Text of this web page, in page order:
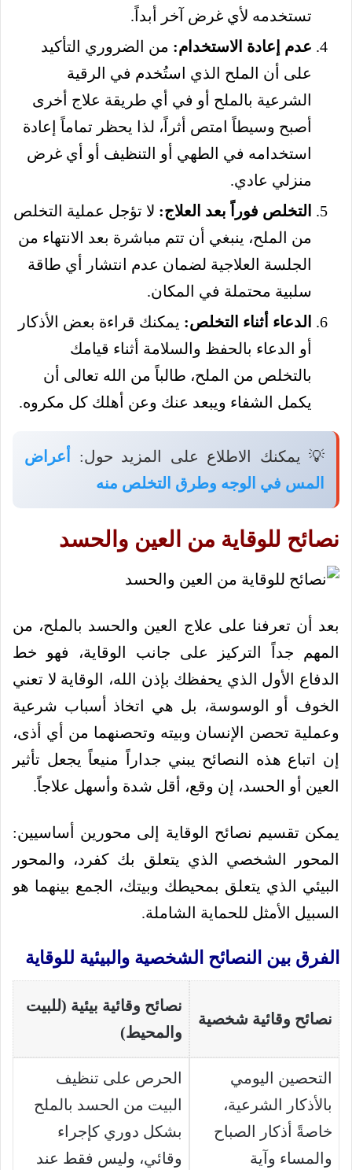
تستخدمه لأي غرض آخر أبداً.
عدم إعادة الاستخدام: من الضروري التأكيد
على أن الملح الذي استُخدم في الرقية
الشرعية بالملح أو في أي طريقة علاج أخرى
أصبح وسيطاً امتص أثراً، لذا يحظر تماماً إعادة
استخدامه في الطهي أو التنظيف أو أي غرض
منزلي عادي.
التخلص فوراً بعد العلاج: لا تؤجل عملية التخلص
من الملح، ينبغي أن تتم مباشرة بعد الانتهاء من
الجلسة العلاجية لضمان عدم انتشار أي طاقة
سلبية محتملة في المكان.
الدعاء أثناء التخلص: يمكنك قراءة بعض الأذكار
أو الدعاء بالحفظ والسلامة أثناء قيامك
بالتخلص من الملح، طالباً من الله تعالى أن
يكمل الشفاء ويبعد عنك وعن أهلك كل مكروه.
💡 يمكنك الاطلاع على المزيد حول:
أعراض
المس في الوجه وطرق التخلص منه
نصائح للوقاية من العين والحسد
بعد أن تعرفنا على علاج العين والحسد بالملح، من
المهم جداً التركيز على جانب الوقاية، فهو خط
الدفاع الأول الذي يحفظك بإذن الله، الوقاية لا تعني
الخوف أو الوسوسة، بل هي اتخاذ أسباب شرعية
وعملية تحصن الإنسان وبيته وتحصنهما من أي أذى،
إن اتباع هذه النصائح يبني جداراً منيعاً يجعل تأثير
العين أو الحسد، إن وقع، أقل شدة وأسهل علاجاً.
يمكن تقسيم نصائح الوقاية إلى محورين أساسيين:
المحور الشخصي الذي يتعلق بك كفرد، والمحور
البيئي الذي يتعلق بمحيطك وبيتك، الجمع بينهما هو
السبيل الأمثل للحماية الشاملة.
الفرق بين النصائح الشخصية والبيئية للوقاية
نصائح وقائية شخصية
نصائح وقائية بيئية (للبيت
والمحيط)
التحصين اليومي
بالأذكار الشرعية،
خاصةً أذكار الصباح
والمساء وآية
الحرص على تنظيف
البيت من الحسد بالملح
بشكل دوري كإجراء
وقائي، وليس فقط عند